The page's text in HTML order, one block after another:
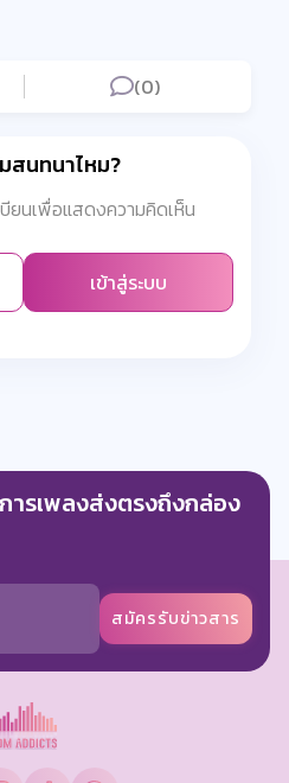
(0)
สนทนาไหม?
บียนเพื่อแสดงความคิดเห็น
เข้าสู่ระบบ
ารเพลงส่งตรงถึงกล่อง
สมัครรับข่าวสาร